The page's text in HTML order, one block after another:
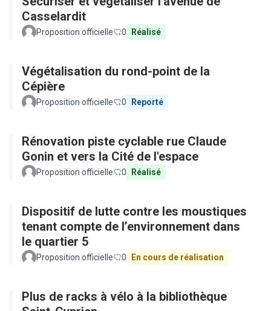
Casselardit
Proposition officielle 0 Réalisé
Végétalisation du rond-point de la
Cépière
Proposition officielle 0 Reporté
Rénovation piste cyclable rue Claude
Gonin et vers la Cité de l'espace
Proposition officielle 0 Réalisé
Dispositif de lutte contre les moustiques
tenant compte de l’environnement dans
le quartier 5
Proposition officielle 0 En cours de réalisation
Plus de racks à vélo à la bibliothèque